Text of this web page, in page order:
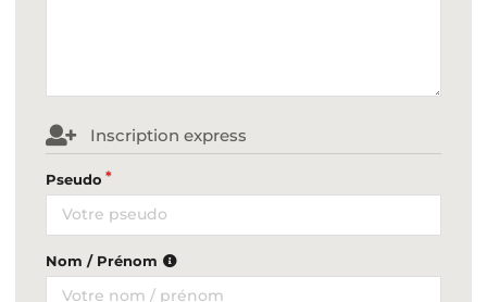
Inscription express
Pseudo
Nom / Prénom